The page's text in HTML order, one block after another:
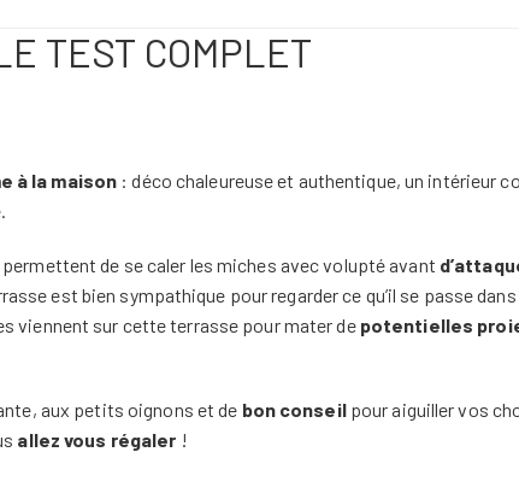
TEST COMPLET
à la maison : déco chaleureuse et authentique, un intérieur
de se caler les miches avec volupté avant
est bien sympathique pour regarder ce qu’il se passe dans
viennent sur cette terrasse pour mater de potentielles
aux petits oignons et de bon conseilpour aiguiller vos
allez vous régaler !